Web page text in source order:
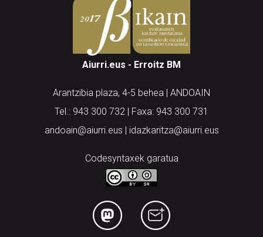
Aiurri.eus - Erroitz BM
Arantzibia plaza, 4-5 behea | ANDOAIN
Tel.: 943 300 732 | Faxa: 943 300 731
andoain@aiurri.eus | idazkaritza@aiurri.eus
Codesyntaxek garatua